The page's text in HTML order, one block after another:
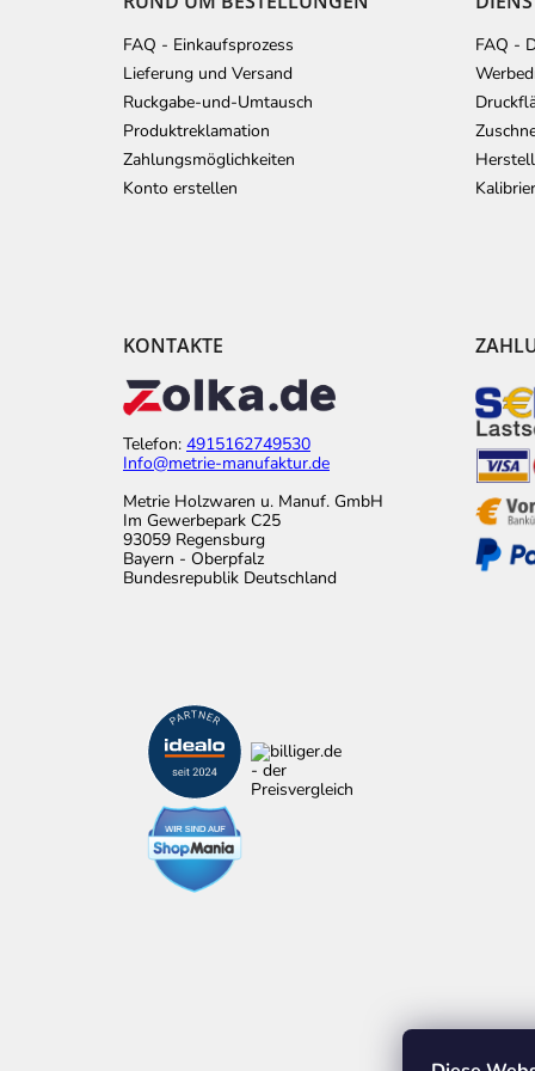
FAQ - Einkaufsprozess
Lieferung und Versand
Ruckgabe-und-Umtausch
Produktreklamation
Zahlungsmöglichkeiten
Konto erstellen
FAQ -
KONTAKTE
Telefon: 4915162749530
Info@metrie-manufaktur.de
Metrie Holzwaren u. Manuf. GmbH
Im Gewerbepark C25
93059 Regensburg
Bayern - Oberpfalz
Bundesrepublik Deutschland